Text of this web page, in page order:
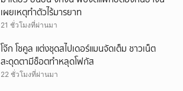
เผยเหตุทำตัวไร้มารยาท
21 ชั่วโมงที่ผ่านมา
โจ๊ก โซคูล แต่งชุดสไปเดอร์แมนจัดเต็ม ชาวเน็ต
สะดุดตามีช็อตทำหลุดโฟกัส
22 ชั่วโมงที่ผ่านมา